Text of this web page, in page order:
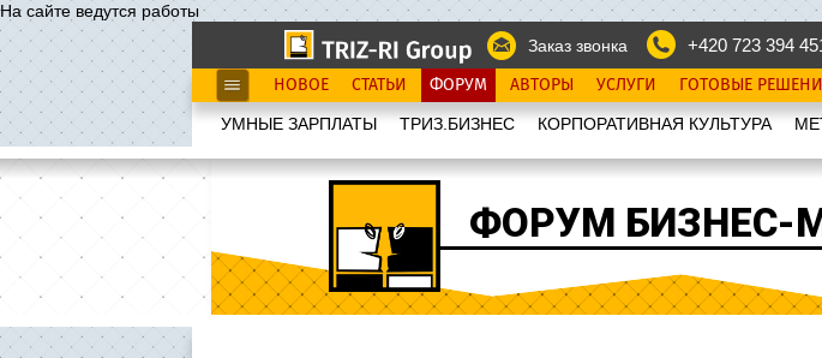
На сайте ведутся работы
Заказ звонка
+420 723 394
НОВОЕ СТАТЬИ ФОРУМ АВТОРЫ УСЛУГИ ГОТОВЫЕ
УМНЫЕ ЗАРПЛАТЫ ТРИЗ.БИЗНЕС КОРПОРАТИВНАЯ КУЛЬТУРА
ФОРУМ БИЗНЕС-